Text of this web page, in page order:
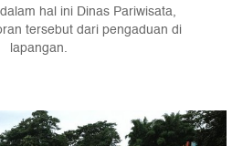
hal ini Dinas Pariwisata,
tersebut dari pengaduan di
lapangan.